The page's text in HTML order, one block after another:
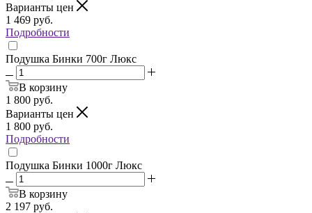
Варианты цен
1 469 руб.
Подробности
Подушка Бинки 700г Люкс
В корзину
1 800 руб.
Варианты цен
1 800 руб.
Подробности
Подушка Бинки 1000г Люкс
В корзину
2 197 руб.